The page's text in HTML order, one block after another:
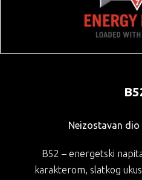
MAGACINSKI PROSTOR
Neizostavan dio
B52 – energetski
karakterom, slatkog